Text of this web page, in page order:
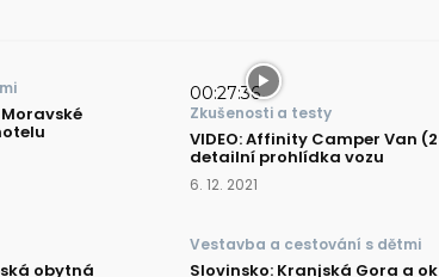
00:27:36
Zkušenosti a testy
VIDEO: Affinity Camper Van
detailní prohlídka vozu
6. 12. 2021
obytná
Vestavba a cestování s dětmi
Slovinsko: Kranjská Gora a